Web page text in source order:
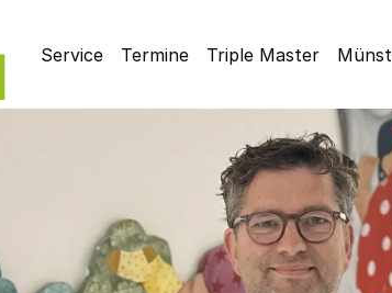
Service Termine Triple Master